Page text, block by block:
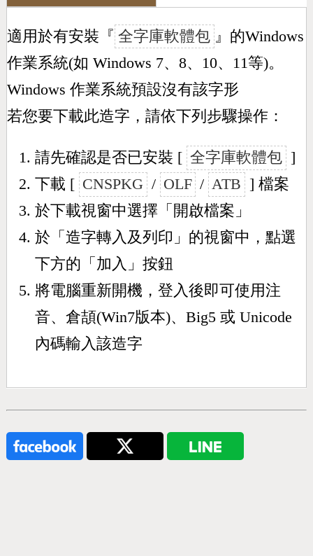
適用於有安裝『 全字庫軟體包 』的Windows
作業系統(如 Windows 7、8、10、11等)。
Windows 作業系統預設沒有該字形
若您要下載此造字，請依下列步驟操作：
請先確認是否已安裝 [ 全字庫軟體包 ]
下載 [ CNSPKG / OLF / ATB ] 檔案
於下載視窗中選擇「開啟檔案」
於「造字轉入及列印」的視窗中，點選
下方的「加入」按鈕
將電腦重新開機，登入後即可使用注
音、倉頡(Win7版本)、Big5 或 Unicode
內碼輸入該造字